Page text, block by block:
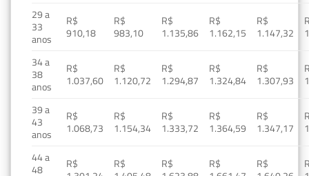
29 a
33
anos
R$
910,18
R$
983,10
R$
1.135,86
R$
1.162,15
R$
1.147,32
34 a
38
anos
R$
1.037,60
R$
1.120,72
R$
1.294,87
R$
1.324,84
R$
1.307,93
39 a
43
anos
R$
1.068,73
R$
1.154,34
R$
1.333,72
R$
1.364,59
R$
1.347,17
44 a
48
R$
R$
R$
R$
R$